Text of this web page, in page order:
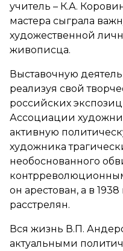
учитель – К.А.
мастера сыграла
художественной
живописца.
Выставочную
реализуя свой
российских
Ассоциации
активную
художника
необоснованного
он арестован, а в
расстрелян.
Вся жизнь В.П.
актуальными